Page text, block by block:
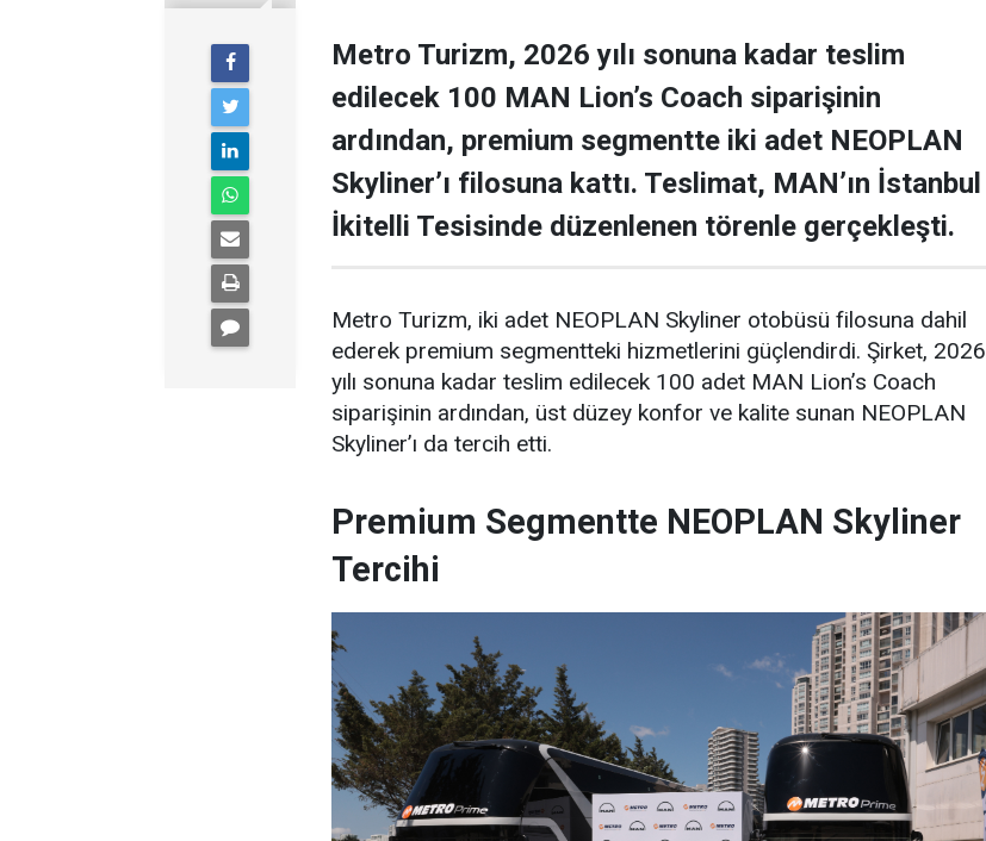
Metro Turizm, 2026 yılı sonuna kadar teslim
edilecek 100 MAN Lion’s Coach siparişinin
ardından, premium segmentte iki adet NEOPLAN
Skyliner’ı filosuna kattı. Teslimat, MAN’ın İstanbul
İkitelli Tesisinde düzenlenen törenle gerçekleşti.
Metro Turizm, iki adet NEOPLAN Skyliner otobüsü filosuna dahil
ederek premium segmentteki hizmetlerini güçlendirdi. Şirket, 2026
yılı sonuna kadar teslim edilecek 100 adet MAN Lion’s Coach
siparişinin ardından, üst düzey konfor ve kalite sunan NEOPLAN
Skyliner’ı da tercih etti.
Premium Segmentte NEOPLAN Skyliner
Tercihi